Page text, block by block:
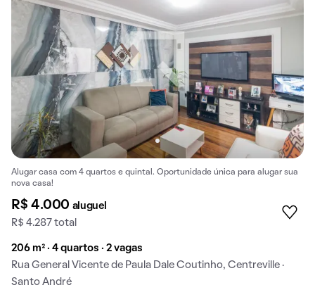
Alugar casa com 4 quartos e quintal. Oportunidade única para alugar sua
nova casa!
R$ 4.000 aluguel
R$ 4.287 total
206 m² · 4 quartos · 2 vagas
Rua General Vicente de Paula Dale Coutinho, Centreville ·
Santo André